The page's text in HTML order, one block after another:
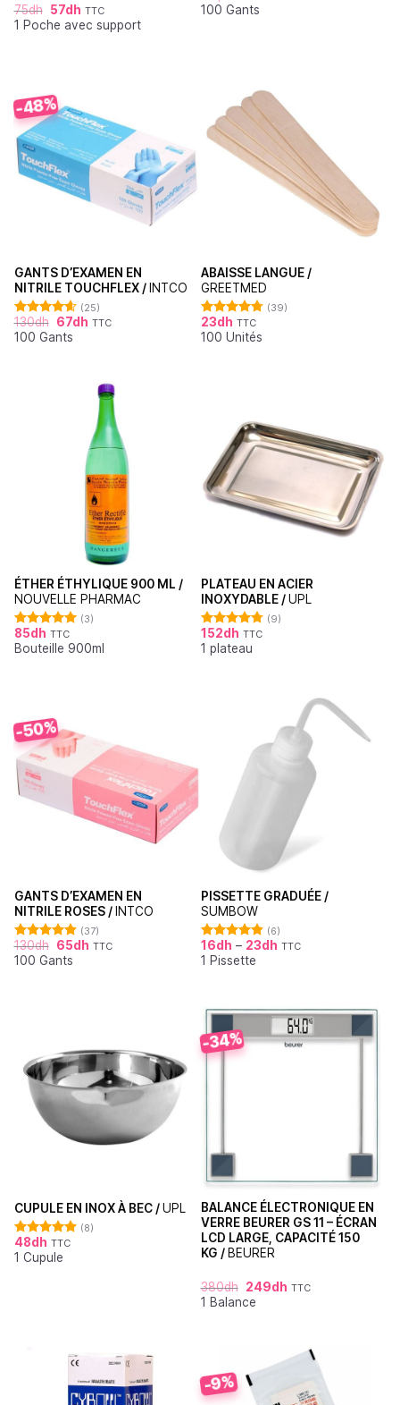
Note
5.00
sur 5
75dh 57dh TTC
1 Poche avec support
sur 5
100 Gants
-48%
GANTS D’EXAMEN EN
NITRILE TOUCHFLEX / INTCO
Note4.60
sur 5
(25)
130dh 67dh TTC
100 Gants
ABAISSE LANGUE /
GREETMED
Note4.79
sur 5
(39)
23dh TTC
100 Unités
ÉTHER ÉTHYLIQUE 900 ML /
NOUVELLE PHARMAC
Note5.00
sur 5
(3)
85dh TTC
Bouteille 900ml
PLATEAU EN ACIER
INOXYDABLE /UPL
Note4.78
sur 5
(9)
152dh TTC
1 plateau
-50%
GANTS D’EXAMEN EN
NITRILE ROSES / INTCO
Note4.86
sur 5
(37)
130dh 65dh TTC
100 Gants
PISSETTE GRADUÉE /
SUMBOW
Note4.83
sur 5
(6)
16dh – 23dh TTC
1 Pissette
CUPULE EN INOX À BEC /UPL
Note4.88
sur 5
(8)
48dh TTC
1 Cupule
-34%
BALANCE ÉLECTRONIQUE EN
VERRE BEURER GS 11 – ÉCRAN
LCD LARGE, CAPACITÉ 150
KG / BEURER
380dh 249dh TTC
1 Balance
-9%